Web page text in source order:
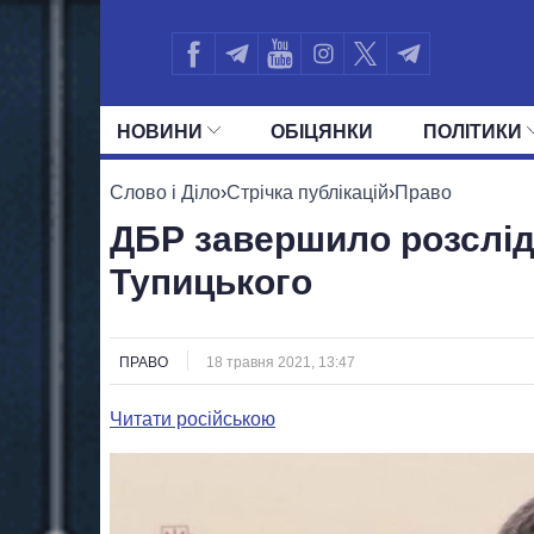
НОВИНИ ОБIЦЯНКИ ПОЛIТИКИ
УСІ ПОЛІТИКИ ПРЕЗИДЕНТ І ОФІС
Слово і Діло›Стрічка публікацій›Право
ДБР завершило
Тупицького
ПРАВО 18 травня 2021, 13:47
Читати російською